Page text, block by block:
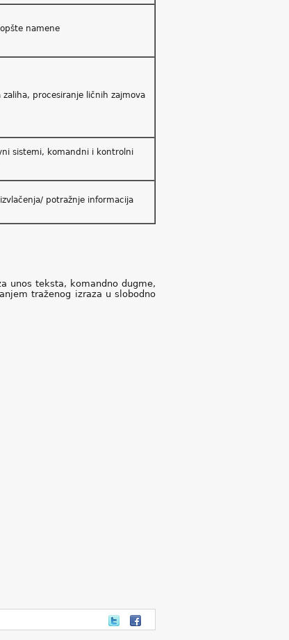
namene
zaliha, procesiranje ličnih zajmova
sistemi, komandni i kontrolni
potražnje informacija
unos teksta, komandno dugme,
traženog izraza u slobodno